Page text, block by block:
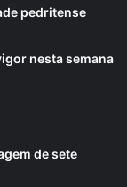
pedritense
nesta semana
de sete